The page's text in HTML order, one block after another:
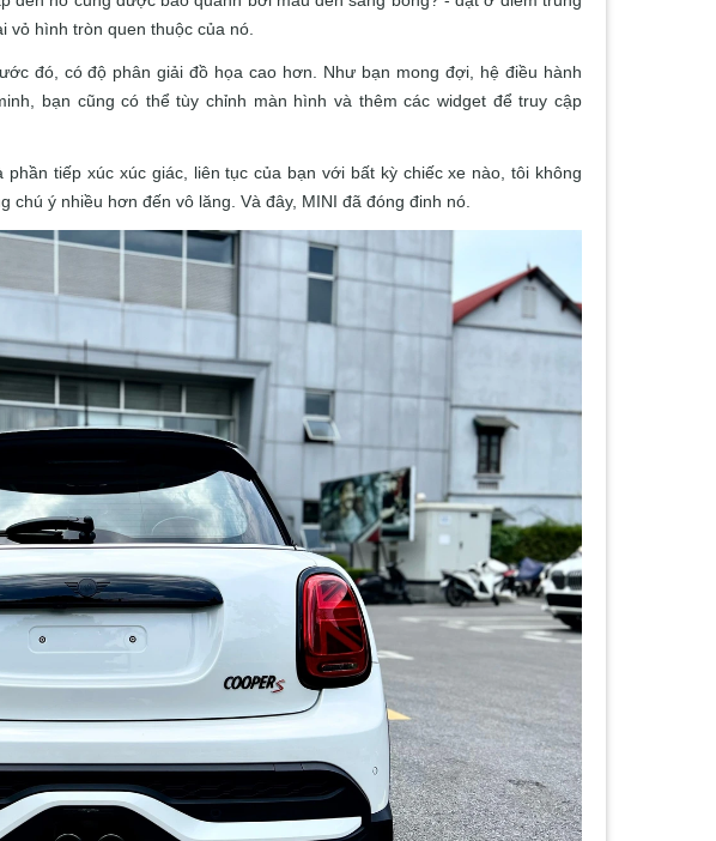
vỏ hình tròn quen thuộc của nó.
đó, có độ phân giải đồ họa cao hơn. Như bạn mong đợi, hệ điều hành
bạn cũng có thể tùy chỉnh màn hình và thêm các widget để truy cập
phần tiếp xúc xúc giác, liên tục của bạn với bất kỳ chiếc xe nào, tôi không
chú ý nhiều hơn đến vô lăng. Và đây, MINI đã đóng đinh nó.